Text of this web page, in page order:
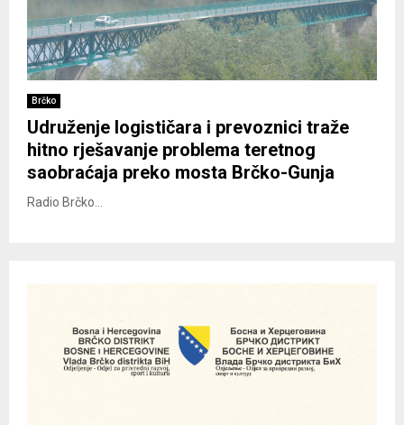
Brčko
Udruženje logističara i prevoznici traže
hitno rješavanje problema teretnog
saobraćaja preko mosta Brčko-Gunja
Radio Brčko...